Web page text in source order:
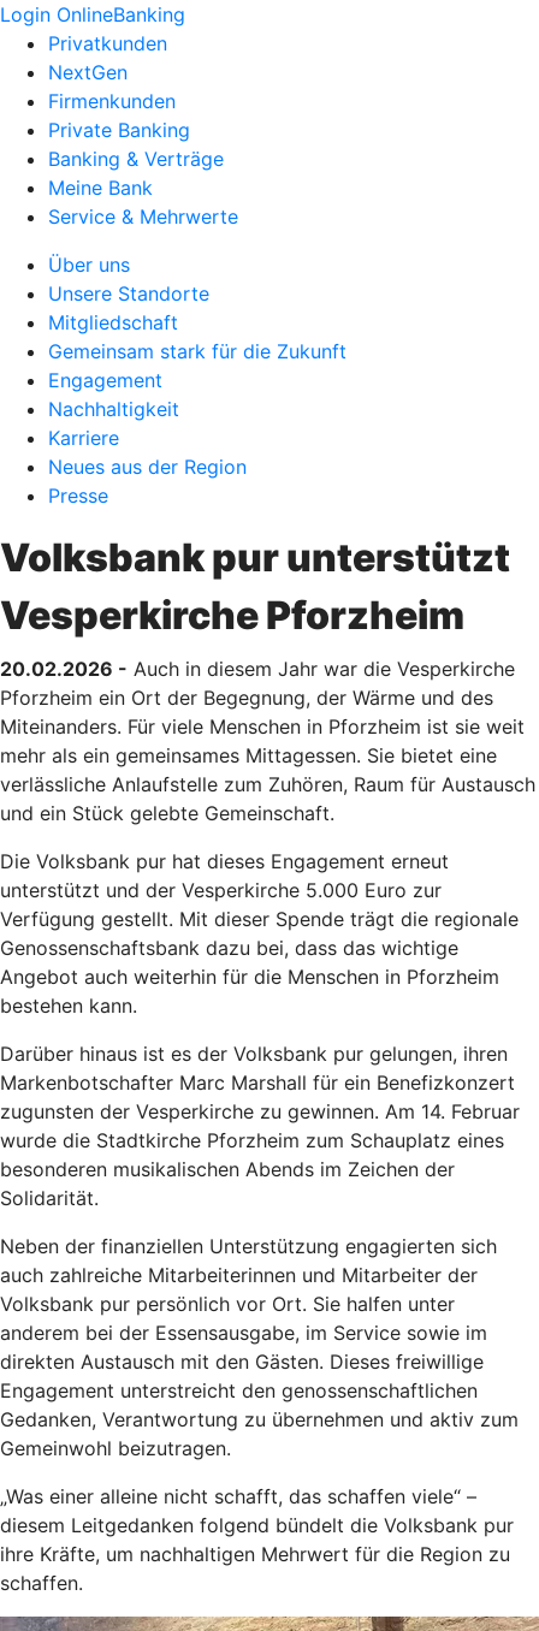
Login OnlineBanking
Privatkunden
NextGen
Firmenkunden
Private Banking
Banking & Verträge
Meine Bank
Service & Mehrwerte
Über uns
Unsere Standorte
Mitgliedschaft
Gemeinsam stark für die Zukunft
Engagement
Nachhaltigkeit
Karriere
Neues aus der Region
Presse
Volksbank pur unterstützt
Vesperkirche Pforzheim
20.02.2026 - Auch in diesem Jahr war die Vesperkirche
Pforzheim ein Ort der Begegnung, der Wärme und des
Miteinanders. Für viele Menschen in Pforzheim ist sie weit
mehr als ein gemeinsames Mittagessen. Sie bietet eine
verlässliche Anlaufstelle zum Zuhören, Raum für Austausch
und ein Stück gelebte Gemeinschaft.
Die Volksbank pur hat dieses Engagement erneut
unterstützt und der Vesperkirche 5.000 Euro zur
Verfügung gestellt. Mit dieser Spende trägt die regionale
Genossenschaftsbank dazu bei, dass das wichtige
Angebot auch weiterhin für die Menschen in Pforzheim
bestehen kann.
Darüber hinaus ist es der Volksbank pur gelungen, ihren
Markenbotschafter Marc Marshall für ein Benefizkonzert
zugunsten der Vesperkirche zu gewinnen. Am 14. Februar
wurde die Stadtkirche Pforzheim zum Schauplatz eines
besonderen musikalischen Abends im Zeichen der
Solidarität.
Neben der finanziellen Unterstützung engagierten sich
auch zahlreiche Mitarbeiterinnen und Mitarbeiter der
Volksbank pur persönlich vor Ort. Sie halfen unter
anderem bei der Essensausgabe, im Service sowie im
direkten Austausch mit den Gästen. Dieses freiwillige
Engagement unterstreicht den genossenschaftlichen
Gedanken, Verantwortung zu übernehmen und aktiv zum
Gemeinwohl beizutragen.
„Was einer alleine nicht schafft, das schaffen viele“ –
diesem Leitgedanken folgend bündelt die Volksbank pur
ihre Kräfte, um nachhaltigen Mehrwert für die Region zu
schaffen.